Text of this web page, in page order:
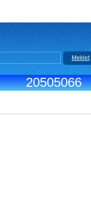
20505066
Meklet